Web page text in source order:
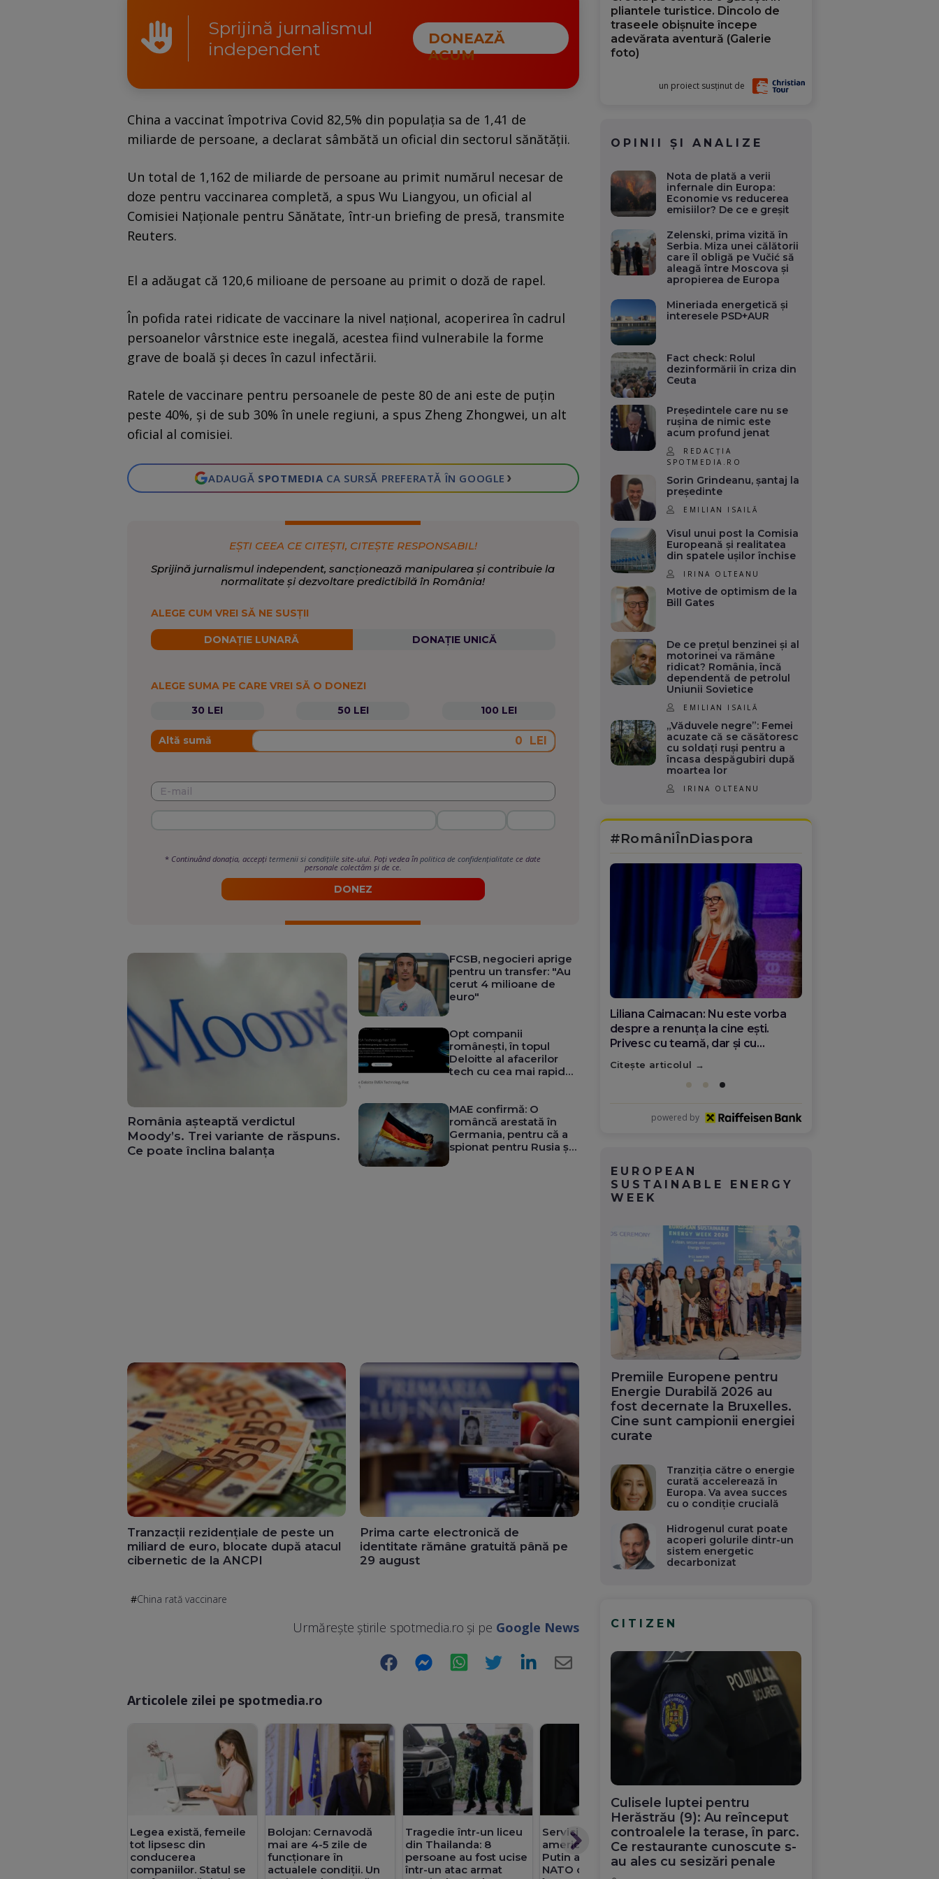
Sprijină jurnalismul
independent
DONEAZĂ
ACUM
China a vaccinat împotriva Covid 82,5% din populaţia sa de 1,41 de
miliarde de persoane, a declarat sâmbătă un oficial din sectorul sănătăţii.
Un total de 1,162 de miliarde de persoane au primit numărul necesar de
doze pentru vaccinarea completă, a spus Wu Liangyou, un oficial al
Comisiei Naţionale pentru Sănătate, într-un briefing de presă, transmite
Reuters.
El a adăugat că 120,6 milioane de persoane au primit o doză de rapel.
În pofida ratei ridicate de vaccinare la nivel naţional, acoperirea în cadrul
persoanelor vârstnice este inegală, acestea fiind vulnerabile la forme
grave de boală şi deces în cazul infectării.
Ratele de vaccinare pentru persoanele de peste 80 de ani este de puţin
peste 40%, şi de sub 30% în unele regiuni, a spus Zheng Zhongwei, un alt
oficial al comisiei.
ADAUGĂ SPOTMEDIA CA SURSĂ PREFERATĂ ÎN GOOGLE ›
EȘTI CEEA CE CITEȘTI, CITEȘTE RESPONSABIL!
Sprijină jurnalismul independent, sancționează manipularea și contribuie la
normalitate și dezvoltare predictibilă în România!
ALEGE CUM VREI SĂ NE SUSȚII
DONAȚIE LUNARĂ DONAȚIE UNICĂ
ALEGE SUMA PE CARE VREI SĂ O DONEZI
30 LEI
50 LEI 100 LEI
Altă sumă LEI
* Continuând donația, accepțitermenii si condițiile site-ului. Poți vedea înpolitica de confidențialitate ce date
personale colectăm și de ce.
DONEZ
România așteaptă verdictul
Moody’s. Trei variante de răspuns.
Ce poate înclina balanța
FCSB, negocieri aprige
pentru un transfer: "Au
cerut 4 milioane de
euro"
Opt companii
românești, în topul
Deloitte al afacerilor
tech cu cea mai rapidă
Africa
MAE confirmă: O
româncă arestată în
Germania, pentru că a
spionat pentru Rusia și
Tranzacții rezidențiale de peste un
miliard de euro, blocate după atacul
cibernetic de la ANCPI
Prima carte electronică de
identitate rămâne gratuită până pe
29 august
China rată vaccinare
Urmărește știrile spotmedia.ro și pe Google News
Facebook Messenger WhatsApp Twitter LinkedIn
Articolele zilei pe spotmedia.ro
Legea există, femeile
tot lipsesc din
conducerea
companiilor. Statul se
Bolojan: Cernavodă
mai are 4-5 zile de
funcționare în
actualele condiții. Un
Tragedie într-un liceu
din Thailanda: 8
persoane au fost ucise
într-un atac armat
Serviciile secrete
americane au aflat că
Putin ar putea testa
NATO cu un atac chiar
Trump, după cererea
lui Zelenski pentru
Patriot: Și noi avem
nevoie de rachete!
pliantele turistice. Dincolo de
traseele obișnuite începe
adevărata aventură (Galerie
foto)
un proiect susținut de
OPINII ȘI ANALIZE
Nota de plată a verii
infernale din Europa:
Economie vs reducerea
emisiilor? De ce e greșit
Zelenski, prima vizită în
Serbia. Miza unei călătorii
care îl obligă pe Vučić să
aleagă între Moscova și
apropierea de Europa
Mineriada energetică și
interesele PSD+AUR
Fact check: Rolul
dezinformării în criza din
Ceuta
Președintele care nu se
rușina de nimic este
acum profund jenat
REDACȚIA
SPOTMEDIA.RO
Sorin Grindeanu, șantaj la
președinte
EMILIAN ISAILĂ
Visul unui post la Comisia
Europeană și realitatea
din spatele ușilor închise
IRINA OLTEANU
Motive de optimism de la
Bill Gates
De ce prețul benzinei și al
motorinei va rămâne
ridicat? România, încă
dependentă de petrolul
Uniunii Sovietice
EMILIAN ISAILĂ
„Văduvele negre”: Femei
acuzate că se căsătoresc
cu soldați ruși pentru a
încasa despăgubiri după
moartea lor
IRINA OLTEANU
#RomâniÎnDiaspora
Diana Olar, românca de la Google
care demonstrează că diaspora
poate schimba România
Citește articolul
powered by
EUROPEAN
SUSTAINABLE ENERGY
WEEK
Premiile Europene pentru
Energie Durabilă 2026 au
fost decernate la Bruxelles.
Cine sunt campionii energiei
curate
Tranziția către o energie
curată accelerează în
Europa. Va avea succes
cu o condiție crucială
Hidrogenul curat poate
acoperi golurile dintr-un
sistem energetic
decarbonizat
CITIZEN
Culisele luptei pentru
Herăstrău (9): Au reînceput
controalele la terase, în parc.
Ce restaurante cunoscute s-
au ales cu sesizări penale